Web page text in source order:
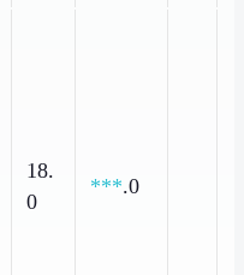
18.
0
***.0